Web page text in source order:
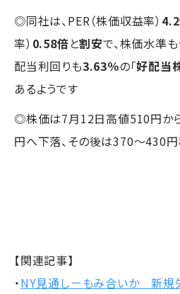
◎同社は、PER（株価収益率）
率） 0.58倍と割安で、株価水準
配当利回りも3.63％の「好配当
あるようです
◎株価は7月12日高値510円か
円へ下落、その後は370～430
【関連記事】
・NY見通し－もみ合いか 新規